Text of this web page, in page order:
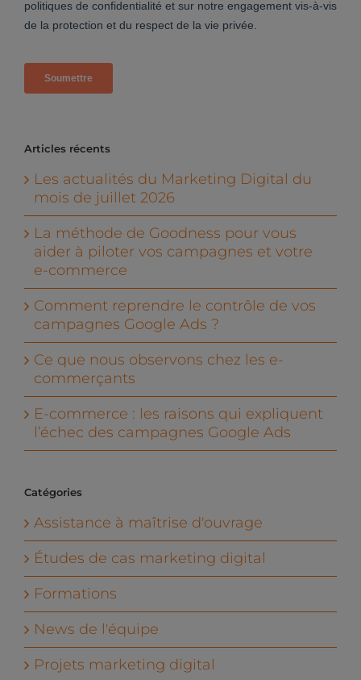
Articles récents
Les actualités du Marketing Digital du
mois de juillet 2026
La méthode de Goodness pour vous
aider à piloter vos campagnes et votre
e-commerce
Comment reprendre le contrôle de vos
campagnes Google Ads ?
Ce que nous observons chez les e-
commerçants
E-commerce : les raisons qui expliquent
l’échec des campagnes Google Ads
Catégories
Assistance à maîtrise d'ouvrage
Études de cas marketing digital
Formations
News de l'équipe
Projets marketing digital